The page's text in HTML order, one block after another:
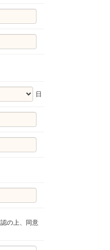
日
の上、同意